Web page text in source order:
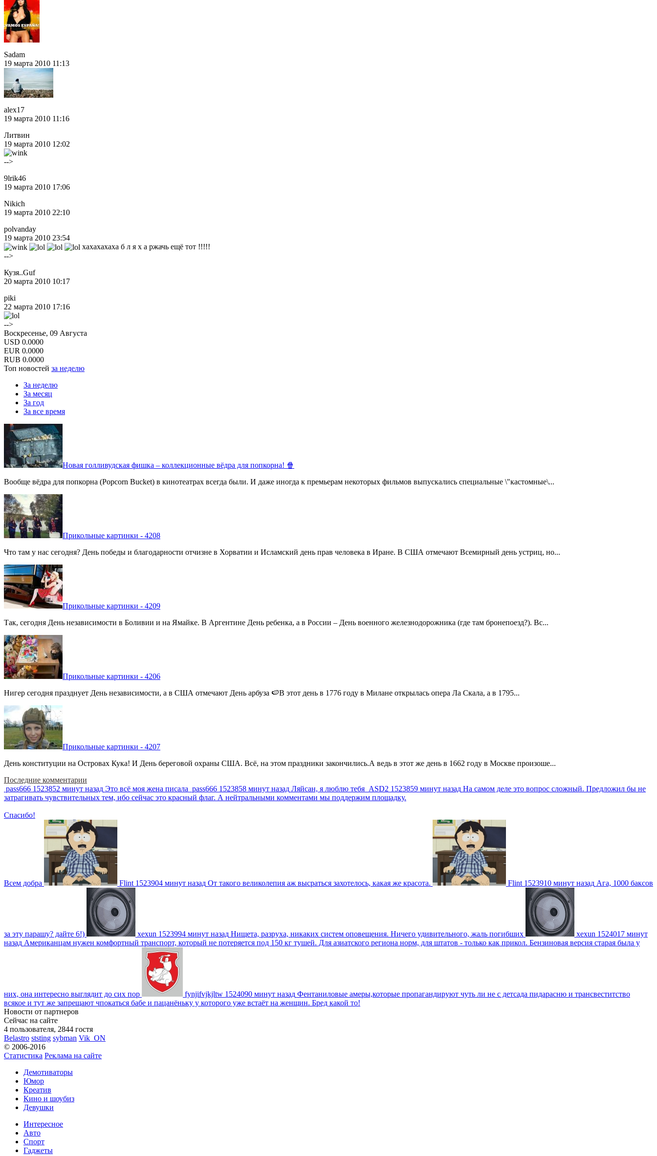
Sadam
19 марта 2010 11:13
alex17
19 марта 2010 11:16
Литвин
19 марта 2010 12:02
-->
9lrik46
19 марта 2010 17:06
Nikich
19 марта 2010 22:10
polvanday
19 марта 2010 23:54
хахахахаха б л я х а ржачь ещё тот !!!!!
-->
Кузя..Guf
20 марта 2010 10:17
piki
22 марта 2010 17:16
-->
Воскресенье, 09 Августа
USD 0.0000
EUR 0.0000
RUB 0.0000
Топ новостей за неделю
За неделю
За месяц
За год
За все время
Новая голливудская фишка – коллекционные вёдра для попкорна! 🍿
Вообще вёдра для попкорна (Popcorn Bucket) в кинотеатрах всегда были. И даже иногда к премьерам некоторых фильмов выпускались специальные \"кастомные\...
Прикольные картинки - 4208
Что там у нас сегодня? День победы и благодарности отчизне в Хорватии и Исламский день прав человека в Иране. В США отмечают Всемирный день устриц, но...
Прикольные картинки - 4209
Так, сегодня День независимости в Боливии и на Ямайке. В Аргентине День ребенка, а в России – День военного железнодорожника (где там бронепоезд?). Вс...
Прикольные картинки - 4206
Нигер сегодня празднует День независимости, а в США отмечают День арбуза 🍉В этот день в 1776 году в Милане открылась опера Ла Скала, а в 1795...
Прикольные картинки - 4207
День конституции на Островах Кука! И День береговой охраны США. Всё, на этом праздники закончились.А ведь в этот же день в 1662 году в Москве произоше...
Последние комментарии
pass666 1523852 минут назад Это всё моя жена писала pass666 1523858 минут назад Ляйсан, я люблю тебя ASD2 1523859 минут назад На самом деле это вопрос сложный. Предложил бы не
затрагивать чувствительных тем, ибо сейчас это красный флаг. А нейтральными комментами мы поддержим площадку.
Спасибо!
Всем добра Flint 1523904 минут назад От такого великолепия аж высраться захотелось, какая же красота. Flint 1523910 минут назад Ага, 1000 баксов
за эту парашу? дайте 6!) xexun 1523994 минут назад Нищета, разруха, никаких систем оповещения. Ничего удивительного, жаль погибших xexun 1524017 минут
назад Американцам нужен комфортный транспорт, который не потеряется под 150 кг тушей. Для азиатского региона норм, для штатов - только как прикол. Бензиновая версия старая была у
них, она интересно выглядит до сих пор fynjifvjkjltw 1524090 минут назад Фентаниловые амеры,которые пропагандируют чуть ли не с детсада пидарасню и трансвеститство
всякое и тут же запрещают чпокаться бабе и пацанёньку у которого уже встаёт на женщин. Бред какой то!
Новости от партнеров
Сейчас на сайте
4 пользователя, 2844 гостя
Belastro ststing sybman Vik_ON
© 2006-2016
Статистика Реклама на сайте
Демотиваторы
Юмор
Креатив
Кино и шоубиз
Девушки
Интересное
Авто
Спорт
Гаджеты